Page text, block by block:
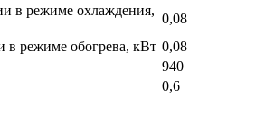
в режиме охлаждения,
0,08
в режиме обогрева, кВт 0,08
940
0,6